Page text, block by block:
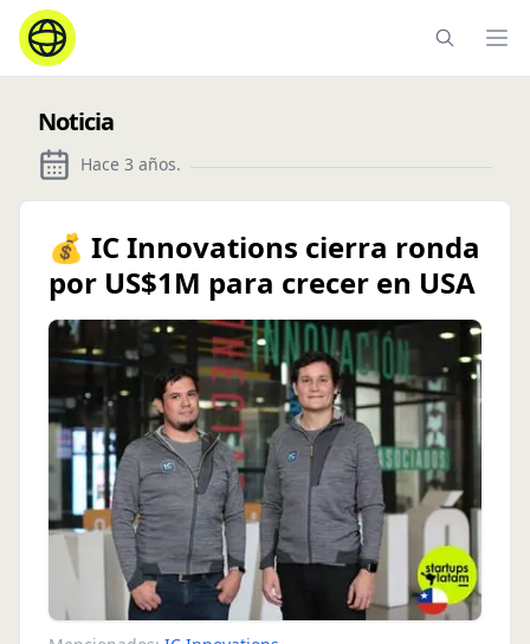
Noticia
Hace 3 años.
💰 IC Innovations cierra ronda
por US$1M para crecer en USA